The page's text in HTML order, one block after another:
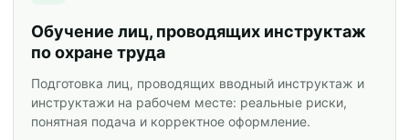
Обучение лиц, проводящих инструктаж
по охране труда
Подготовка лиц, проводящих вводный инструктаж и
инструктажи на рабочем месте: реальные риски,
понятная подача и корректное оформление.